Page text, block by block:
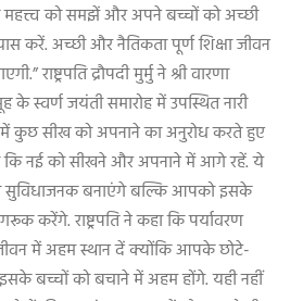
को समझें और अपने बच्चों को अच्छी
करें. अच्छी और नैतिकता पूर्ण शिक्षा जीवन
”राष्ट्रपति द्रौपदी मुर्मु ने श्री वारणा
के स्वर्ण जयंती समारोह में उपस्थित नारी
कुछ सीख को अपनाने का अनुरोध करते हुए
कि नई को सीखने और अपनाने में आगे रहें. ये
बनाएंगे बल्कि आपको इसके
करेंगे. राष्ट्रपति ने कहा कि पर्यावरण
में अहम स्थान दें क्योंकि आपके छोटे-
बच्चों को बचाने में अहम होंगे. यही नहीं